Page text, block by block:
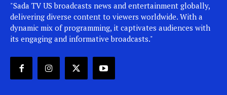
"Sada TV US broadcasts news and entertainment globally,
delivering diverse content to viewers worldwide. With a
dynamic mix of programming, it captivates audiences with
its engaging and informative broadcasts."